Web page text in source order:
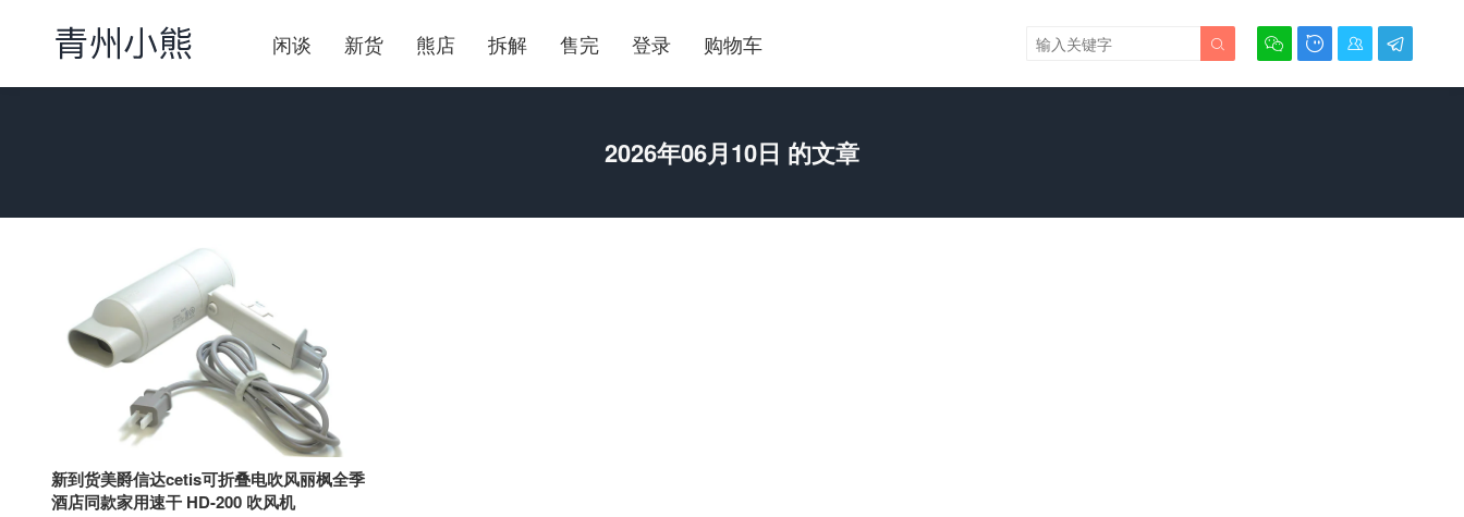
闲谈 新货 熊店 拆解 售完 登录 购物车    

2026年06月10日 的文章
新到货美爵信达cetis可折叠电吹风丽枫全季
酒店同款家用速干 HD-200 吹风机